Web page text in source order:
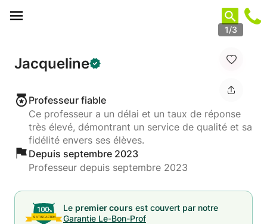
1/3
Jacqueline
Professeur fiable
Ce professeur a un délai et un taux de réponse
très élevé, démontrant un service de qualité et sa
fidélité envers ses élèves.
Depuis septembre 2023
Professeur depuis septembre 2023
Le premier cours est couvert par notre
Garantie Le-Bon-Prof